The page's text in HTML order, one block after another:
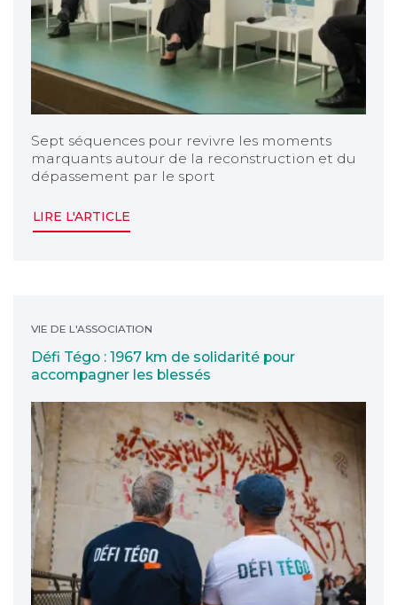
Sept séquences pour revivre les moments
marquants autour de la reconstruction et du
dépassement par le sport
LIRE L'ARTICLE
VIE DE L'ASSOCIATION
Défi Tégo : 1967 km de solidarité pour
accompagner les blessés